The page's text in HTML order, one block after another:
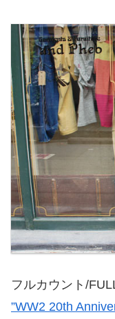
フルカウント/
”WW2 20th